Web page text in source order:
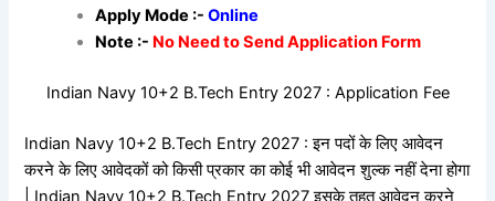
Apply Mode :-Online
Note :- No Need to Send Application Form
Indian Navy 10+2 B.Tech Entry 2027 : Application Fee
Indian Navy 10+2 B.Tech Entry 2027 : इन पदों के लिए आवेदन
करने के लिए आवेदकों को किसी प्रकार का कोई भी आवेदन शुल्क नहीं देना होगा
| Indian Navy 10+2 B.Tech Entry 2027 इसके तहत आवेदन करने